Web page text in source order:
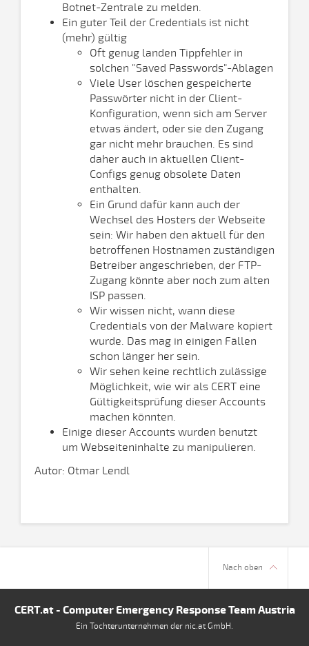
Botnet-Zentrale zu melden.
Ein guter Teil der Credentials ist nicht
(mehr) gültig
Oft genug landen Tippfehler in
solchen "Saved Passwords"-Ablagen
Viele User löschen gespeicherte
Passwörter nicht in der Client-
Konfiguration, wenn sich am Server
etwas ändert, oder sie den Zugang
gar nicht mehr brauchen. Es sind
daher auch in aktuellen Client-
Configs genug obsolete Daten
enthalten.
Ein Grund dafür kann auch der
Wechsel des Hosters der Webseite
sein: Wir haben den aktuell für den
betroffenen Hostnamen zuständigen
Betreiber angeschrieben, der FTP-
Zugang könnte aber noch zum alten
ISP passen.
Wir wissen nicht, wann diese
Credentials von der Malware kopiert
wurde. Das mag in einigen Fällen
schon länger her sein.
Wir sehen keine rechtlich zulässige
Möglichkeit, wie wir als CERT eine
Gültigkeitsprüfung dieser Accounts
machen könnten.
Einige dieser Accounts wurden benutzt
um Webseiteninhalte zu manipulieren.
Autor: Otmar Lendl
Nach oben
CERT.at - Computer Emergency Response Team Austria
Ein Tochterunternehmen der nic.at GmbH.